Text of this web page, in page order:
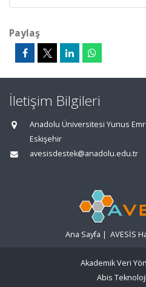
Paylaş
İletişim Bilgileri
Anadolu Üniversitesi Yunus
Eskişehir
avesisdestek@anadolu.edu.tr
Ana Sayfa | AVESİS
Akademik Veri
Abis Teknoloji